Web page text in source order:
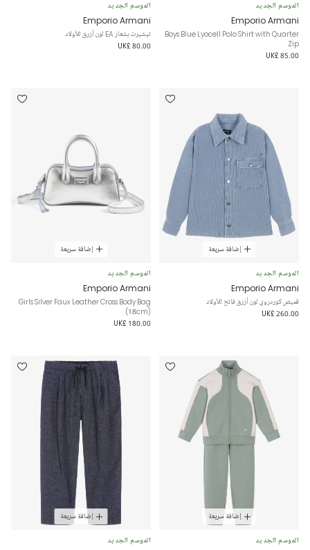
الموسم الجديد
Emporio Armani
Boys Blue Lyocell Polo Shirt with Quarter
Zip
UK£ 85.00
الموسم الجديد
Emporio Armani
تيشيرت بشعار EA لون أزرق للأولاد
UK£ 80.00
إضافة سريعة
الموسم الجديد
Emporio Armani
قميص كوردروي لون أزرق فاتح للأولاد
UK£ 260.00
إضافة سريعة
الموسم الجديد
Emporio Armani
Girls Silver Faux Leather Cross Body Bag
(18cm)
UK£ 180.00
إضافة سريعة
الموسم الجديد
إضافة سريعة
الموسم الجديد